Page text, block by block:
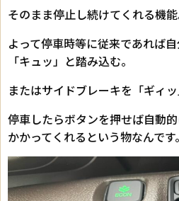
そのまま停止し続けてくれる機能
よって停車時等に従来であれば
「キュッ」と踏み込む。
またはサイドブレーキを「ギィ
停車したらボタンを押せば自動
かかってくれるという物なんです。